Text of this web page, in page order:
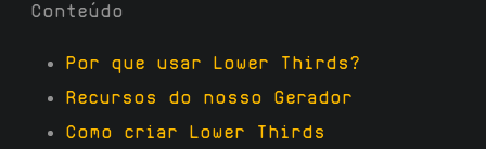
Conteúdo
Por que usar Lower Thirds?
Recursos do nosso Gerador
Como criar Lower Thirds